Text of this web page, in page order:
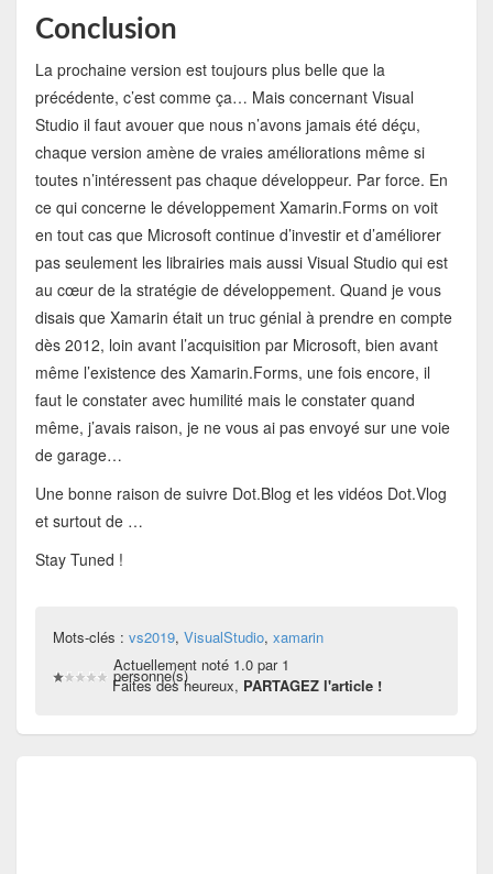
Conclusion
La prochaine version est toujours plus belle que la
précédente, c’est comme ça… Mais concernant Visual
Studio il faut avouer que nous n’avons jamais été déçu,
chaque version amène de vraies améliorations même si
toutes n’intéressent pas chaque développeur. Par force. En
ce qui concerne le développement Xamarin.Forms on voit
en tout cas que Microsoft continue d’investir et d’améliorer
pas seulement les librairies mais aussi Visual Studio qui est
au cœur de la stratégie de développement. Quand je vous
disais que Xamarin était un truc génial à prendre en compte
dès 2012, loin avant l’acquisition par Microsoft, bien avant
même l’existence des Xamarin.Forms, une fois encore, il
faut le constater avec humilité mais le constater quand
même, j’avais raison, je ne vous ai pas envoyé sur une voie
de garage…
Une bonne raison de suivre Dot.Blog et les vidéos Dot.Vlog
et surtout de …
Stay Tuned !
Mots-clés : vs2019, VisualStudio, xamarin
Actuellement noté 1.0 par 1
personne(s)
Faites des heureux, PARTAGEZ l'article !